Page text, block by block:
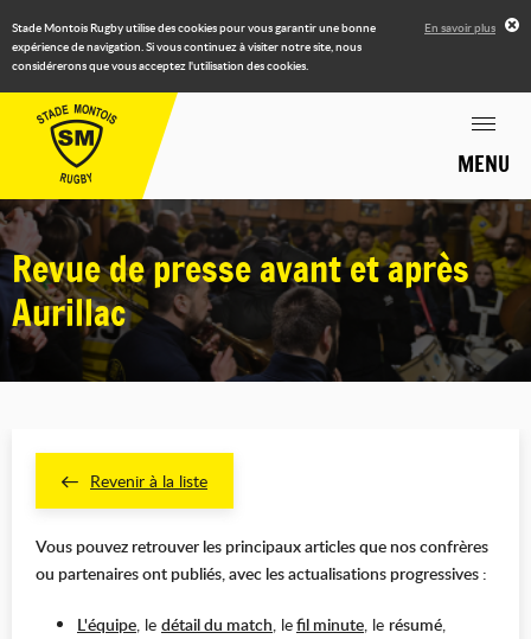
Stade Montois Rugby utilise des cookies pour vous garantir une bonne
expérience de navigation. Si vous continuez à visiter notre site, nous
considérerons que vous acceptez l'utilisation des cookies.
En savoir plus
MENU
Revue de presse avant et après
Aurillac
Revenir à la liste
Vous pouvez retrouver les principaux articles que nos confrères
ou partenaires ont publiés, avec les actualisations progressives :
L'équipe, le détail du match, lefil minute, le résumé,